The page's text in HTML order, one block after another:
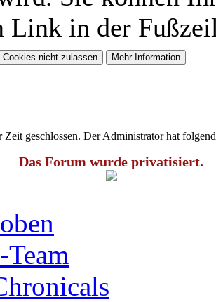
Link in der
Zeit geschlossen. Der Administrator hat
Das Forum wurde privatisiert.